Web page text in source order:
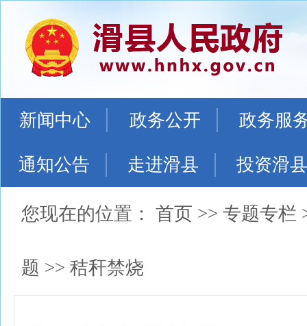
新闻中心 政务公开 政务服
通知公告 走进滑县 投资滑县
您现在的位置： 首页 >> 专题专栏
题 >> 秸秆禁烧